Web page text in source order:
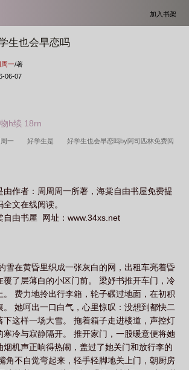
加入书架
生也会早恋吗
周一/著
06-07
h续 18rn
一 好学生是 好学生也会早恋吗by阿司匹林免费阅
也会早恋吗by周周周 好学生就什么都好 好学生也会
学生是天生的吗
生也会早恋吗txt 好学生与坏学生谈恋爱 好学生也会
是自己学出来的 好学生也会谈恋爱吗 好学生可以谈恋
吗知乎 好学生是什么长相 好学生早恋正常吗 好学
生早恋了怎么办 好学生也早恋吗 好学生和差学生谈
吗by免费阅读 好学生和坏学生能成为朋友吗 好学生
生有什么共同的特征? 好学生也会早恋吗by星光融
由作者：周周周一所著，海棠自由书屋免费提
文在线阅读。
自由书屋 网址：www.34xs.net
雪在黄昏里织成一张灰白的网，出租车亮着昏
覆了层薄白的小区门前。 梁妤书推开车门，冷
。 费力地拎出行李箱，轮子碾过地面，在初积
。 她呵出一口白气，心里惊叹：没想到都快二
下这样一场大雪。 拖着箱子走进楼道，声控灯
寒冷与寂静隔开。 推开家门，一股暖意便将她
烟机声正响得热闹，盖过了她关门和放行李的
角不自觉弯起来，轻手轻脚地关上门，朝厨房